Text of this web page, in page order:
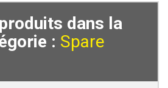
dans la
: Spare